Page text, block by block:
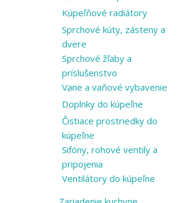
Kúpeľňové radiátory
Sprchové kúty, zásteny a
dvere
Sprchové žľaby a
príslušenstvo
Vane a vaňové vybavenie
Doplnky do kúpeľne
Čistiace prostriedky do
kúpeľne
Sifóny, rohové ventily a
pripojenia
Ventilátory do kúpeľne